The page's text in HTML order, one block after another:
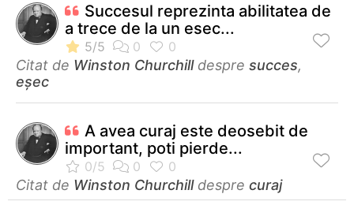
Succesul reprezinta abilitatea de
a trece de la un esec...
Citat de Winston Churchilldespre succes,
eșec
A avea curaj este deosebit de
important, poti pierde...
Citat de Winston Churchilldespre curaj